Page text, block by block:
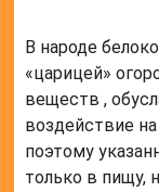
В народе
«царицей»
веществ ,
воздействие
поэтому
только в пищу,